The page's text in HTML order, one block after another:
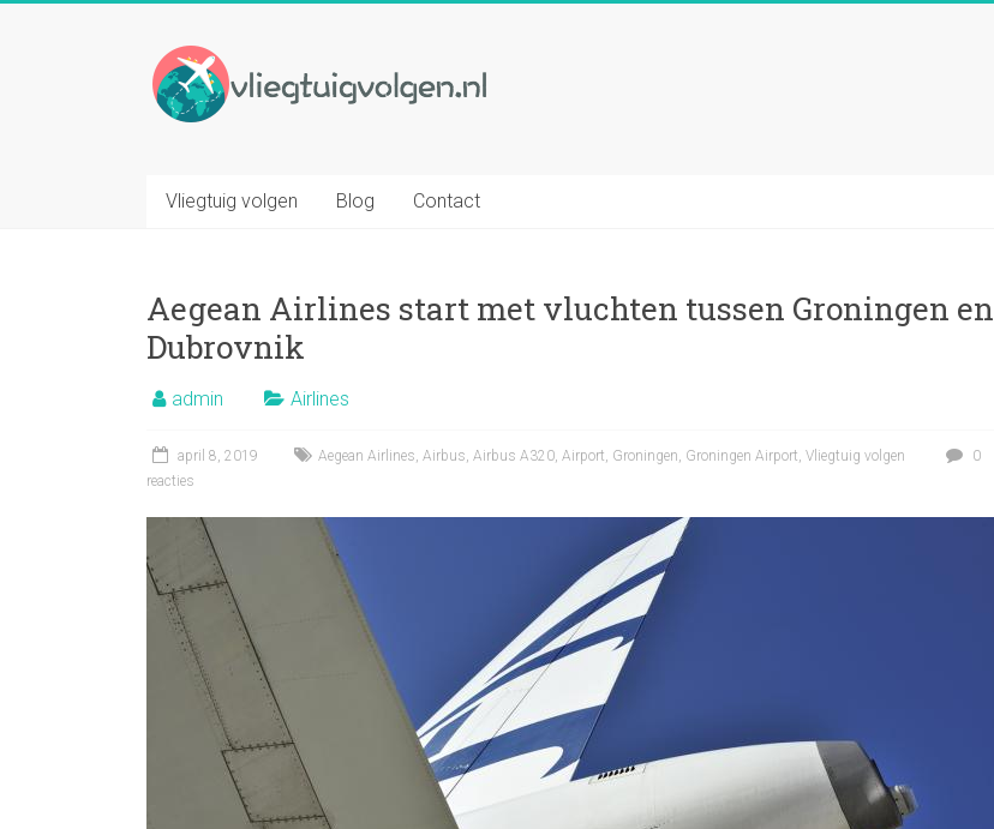
Vliegtuig
volgen
elk
basis
van
vluchtnummer
Vliegtuig volgen Blog Contact
Aegean Airlines start met vluchten tussen Groningen en
Dubrovnik
admin Airlines
april 8, 2019 Aegean Airlines, Airbus, Airbus A320, Airport, Groningen, Groningen Airport, Vliegtuig volgen
0
reacties